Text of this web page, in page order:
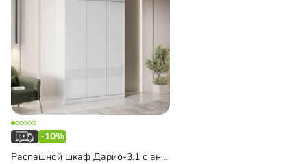
-10%
Распашной шкаф Дарио-3.1 с антресолью